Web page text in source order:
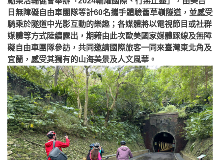
日無障礙自由車團隊等計60名攜手體驗舊草嶺隧道，並感受
騎乘於隧道中光影互動的樂趣；各媒體將以電視節目或社群
媒體等方式陸續露出，期藉由此次歐美國家媒體踩線及無障
礙自由車團隊參訪，共同邀請國際旅客一同來臺灣東北角及
宜蘭，感受其獨有的山海美景及人文風華。